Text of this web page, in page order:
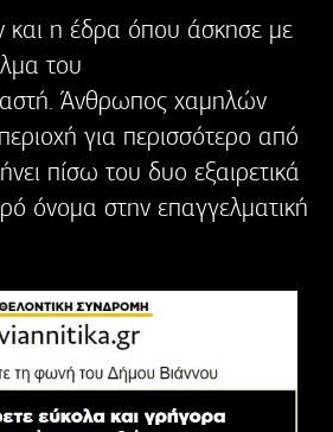
και η έδρα όπου άσκησε με
του
Άνθρωπος χαμηλών
για περισσότερο από
πίσω του δυο εξαιρετικά
όνομα στην επαγγελματική